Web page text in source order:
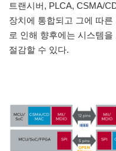
트랜시버, PLCA, CSMA/
장치에 통합되고 그에 따
로 인해 향후에는 시스템
절감할 수 있다.